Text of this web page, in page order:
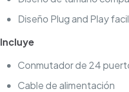
Diseño Plug and Play
Incluye
Conmutador de 24
Cable de alimentación